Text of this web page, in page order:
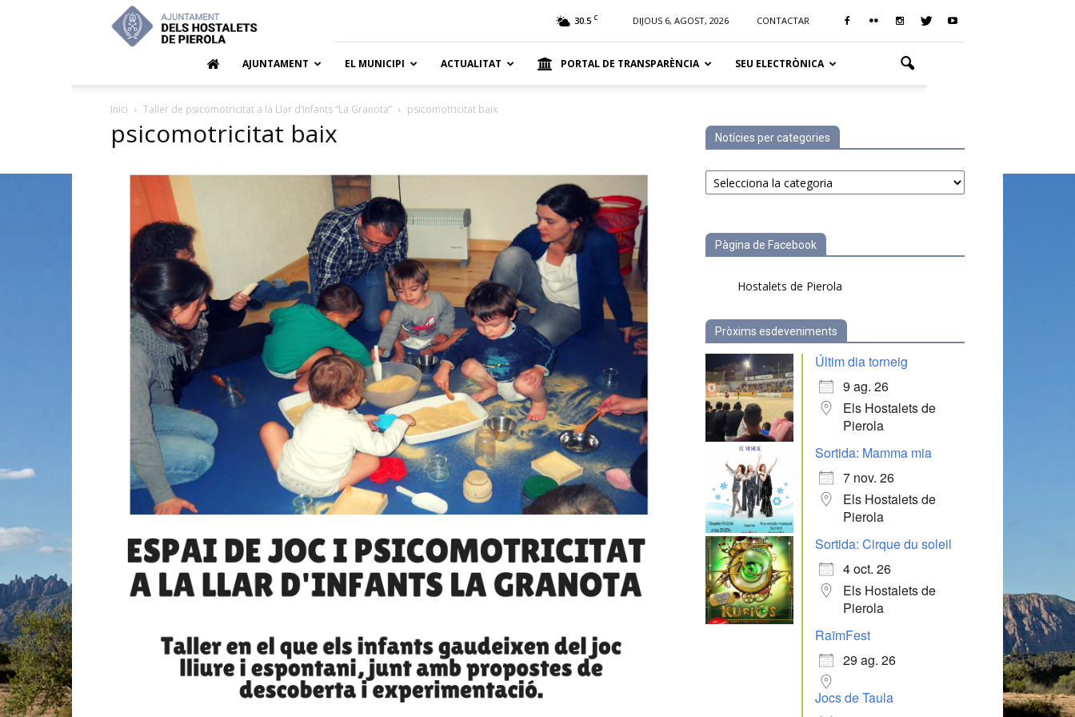
Hostalets
de
30.5 C DIJOUS 6, AGOST, 2026 CONTACTAR
AJUNTAMENT EL MUNICIPI ACTUALITAT PORTAL DE TRANSPARÈNCIA SEU ELECTRÒNICA
Inici Taller de psicomotricitat a la Llar d’Infants “La Granota” psicomotricitat baix
psicomotricitat baix Notícies per categories
Notícies
per
Pàgina de Facebook
Hostalets de Pierola
Pròxims esdeveniments
Últim dia torneig
9 ag. 26
Els Hostalets de
Pierola
Sortida: Mamma mia
7 nov. 26
Els Hostalets de
Pierola
Sortida: Cirque du soleil
4 oct. 26
Els Hostalets de
Pierola
RaïmFest
29 ag. 26
Jocs de Taula